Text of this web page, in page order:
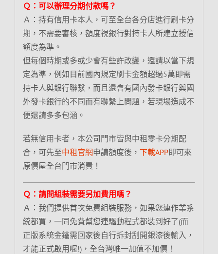
Ｑ：可以辦理分期付款嗎？
Ａ：持有信用卡本人，可至全台各分店進行刷卡分
期，不需要審核，額度視銀行對持卡人所建立授信
額度為準。
但每個時期或多或少會有些許改變，還請以當下規
定為準，例如目前國內規定刷卡金額超過5萬即需
持卡人與銀行聯繫，而且還會有國內發卡銀行與國
外發卡銀行的不同而有聯繫上問題，若現場造成不
便還請多多包涵。
若無信用卡者，本公司門市皆與中租零卡分期配
合，可先至中租官網申請額度後， 下載APP即可來
原價屋全台門市消費！
Ｑ：請問組裝需要另加費用嗎？
Ａ：我們提供首次免費組裝服務，如果您連作業系
統都買，一同免費幫您連驅動程式都裝到好了(而
正版系統金鑰需回家後自行拆封刮開銀漆後輸入，
才能正式啟用喔!)，全台灣唯一加值不加價！